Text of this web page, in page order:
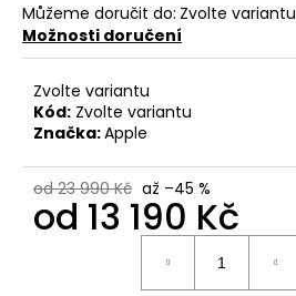
Můžeme doručit do: Zvolte variantu
Možnosti doručení
Zvolte variantu
Kód: Zvolte variantu
Značka:Apple
od 23 990 Kč až –45 %
od 13 190 Kč
č
u
j
e
m
e
APPLE
IPHONE